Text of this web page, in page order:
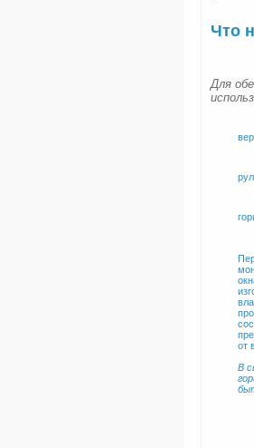
Что
Для
от
В